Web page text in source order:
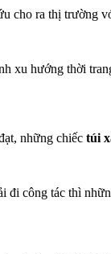
cho ra thị trường
xu hướng thời
những chiếc túi
đi công tác thì